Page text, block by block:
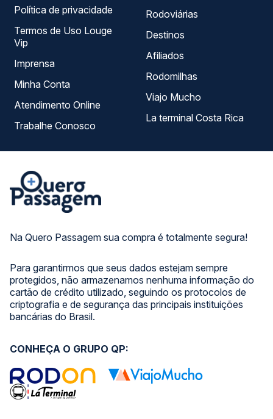
Na Quero Passagem sua compra é totalmente segura!
Para garantirmos que seus dados estejam sempre
protegidos, não armazenamos nenhuma informação do
cartão de crédito utilizado, seguindo os protocolos de
criptografia e de segurança das principais instituições
bancárias do Brasil.
Política de privacidade
Termos de Uso Louge
Vip
Imprensa
Minha Conta
Atendimento Online
Trabalhe Conosco
Rodoviárias
Destinos
Afiliados
Rodomilhas
Viajo Mucho
La terminal Costa Rica
CONHEÇA O GRUPO QP: